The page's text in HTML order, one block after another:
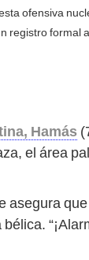
ofensiva
registro formal
Hamás
el área